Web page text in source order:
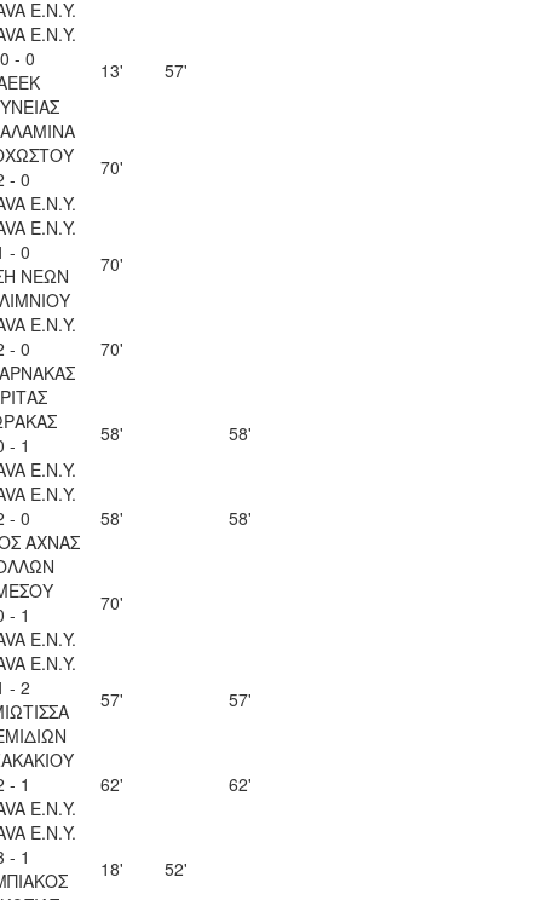
Ε.Ν.Y.
Ε.Ν.Y.
- 0
13' 57'
- 0
Ε.Ν.Y.
70'
Ε.Ν.Y.
- 0
ΝΕΩΝ
70'
Ε.Ν.Y.
- 0
70'
- 1
Ε.Ν.Y.
58' 58'
Ε.Ν.Y.
- 0
ΑΧΝΑΣ
58'
58'
- 1
Ε.Ν.Y.
70'
Ε.Ν.Y.
- 2
57' 57'
- 1
Ε.Ν.Y.
62'
62'
Ε.Ν.Y.
- 1
18' 52'